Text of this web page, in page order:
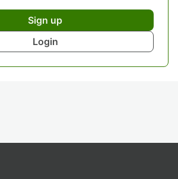
Sign up
Login